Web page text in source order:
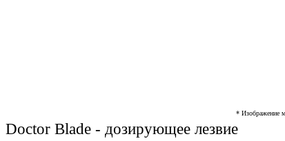
* Изображение
Doсtor Blade - дозирующее лезвие